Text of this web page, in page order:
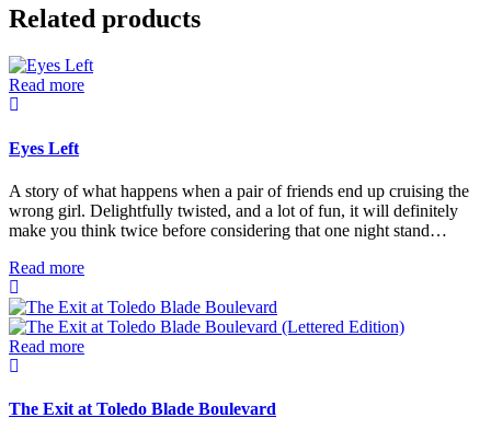
Related products
Read more
Eyes Left
A story of what happens when a pair of friends end up cruising the
wrong girl. Delightfully twisted, and a lot of fun, it will definitely
make you think twice before considering that one night stand…
Read more
Read more
The Exit at Toledo Blade Boulevard